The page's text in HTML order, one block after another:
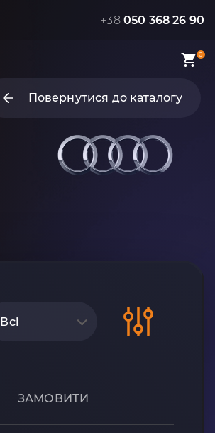
+38 050 368 26 90
0
Повернутися до каталогу
Всі
ЗАМОВИТИ